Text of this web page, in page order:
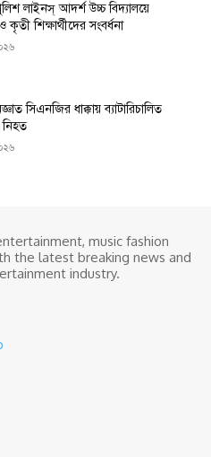
লাইনস্ আদর্শ উচ্চ বিদ্যালয়ে
শিক্ষার্থীদের সংবর্ধনা
সিএনজির ধাক্কায় ব্যাটারিচালিত
নিহত
music fashion
the latest breaking news and
industry.